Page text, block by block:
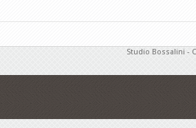
Studio Bossalini -